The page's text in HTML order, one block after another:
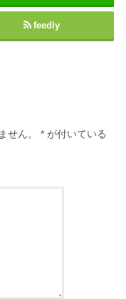
feedly
せん。 * が付いている